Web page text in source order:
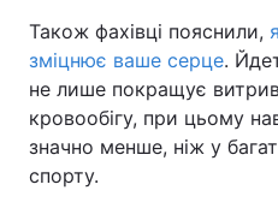
Також фахівці пояснили,
зміцнює ваше серце.
не лише покращує
кровообігу, при цьому
значно менше, ніж у
спорту.